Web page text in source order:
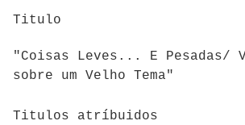
Titulo
"Coisas Leves... E Pesadas/
sobre um Velho Tema"
Titulos atríbuidos